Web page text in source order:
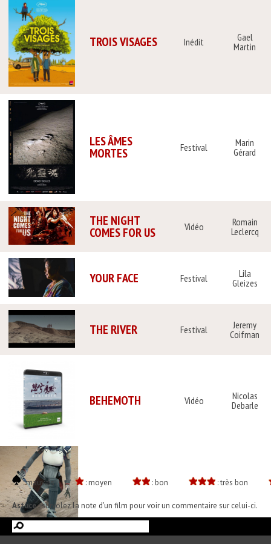
TROIS VISAGES Inédit
Gael
Martin
LES ÂMES
MORTES Festival
Marin
Gérard
THE NIGHT
COMES FOR US Vidéo
Romain
Leclercq
YOUR FACE Festival
Lila
Gleizes
THE RIVER Festival
Jeremy
Coifman
BEHEMOTH Vidéo
Nicolas
Debarle
: mauvais : moyen : bon : très bon
Astuce :survolez la note d'un film pour voir un commentaire sur celui-ci.